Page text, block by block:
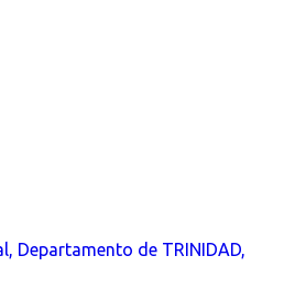
Departamento de TRINIDAD,